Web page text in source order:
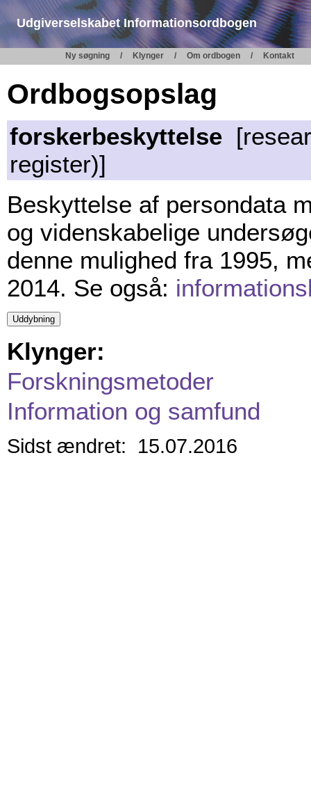
Udgiverselskabet Informationsordbogen
Ny søgning Klynger Om ordbogen Kontakt
Ordbogsopslag
forskerbeskyttelse
register)]
Beskyttelse af persondata
og videnskabelige
denne mulighed fra 1995,
2014. Se også:
Klynger:
Forskningsmetoder
Information og samfund
Sidst ændret: 15.07.2016